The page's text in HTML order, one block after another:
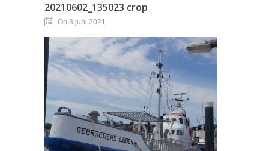
20210602_135023 crop
On 3 juni 2021